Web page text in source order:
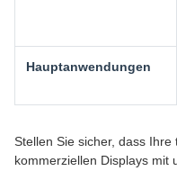
Hauptanwendungen
Stellen Sie sicher, dass
kommerziellen Displays mit